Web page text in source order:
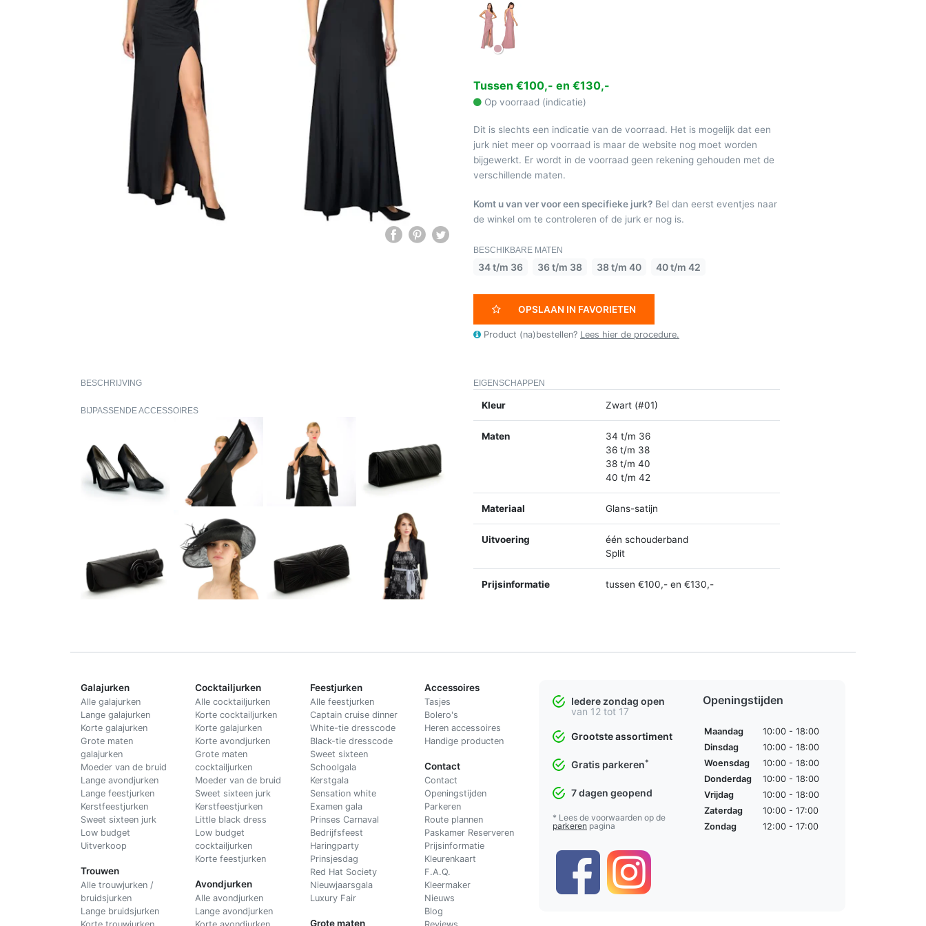
Tussen €100,- en €130,-
Op voorraad (indicatie)
Dit is slechts een indicatie van de voorraad. Het is mogelijk dat een
jurk niet meer op voorraad is maar de website nog moet worden
bijgewerkt. Er wordt in de voorraad geen rekening gehouden met de
verschillende maten.
Komt u van ver voor een specifieke jurk? Bel dan eerst eventjes naar
de winkel om te controleren of de jurk er nog is.
BESCHIKBARE MATEN
34 t/m 36 36 t/m 38 38 t/m 40 40 t/m 42
OPSLAAN IN FAVORIETEN
Product (na)bestellen? Lees hier de procedure.
BESCHRIJVING
BIJPASSENDE ACCESSOIRES
EIGENSCHAPPEN
Kleur Zwart (#01)
Maten
34 t/m 36
36 t/m 38
38 t/m 40
40 t/m 42
Materiaal Glans-satijn
Uitvoering
één schouderband
Split
Prijsinformatie tussen €100,- en €130,-
Galajurken
Alle galajurken
Lange galajurken
Korte galajurken
Grote maten
galajurken
Moeder van de bruid
Lange avondjurken
Lange feestjurken
Kerstfeestjurken
Sweet sixteen jurk
Low budget
Uitverkoop
Trouwen
Alle trouwjurken /
bruidsjurken
Lange bruidsjurken
Cocktailjurken
Alle cocktailjurken
Korte cocktailjurken
Korte galajurken
Korte avondjurken
Grote maten
cocktailjurken
Moeder van de bruid
Sweet sixteen jurk
Kerstfeestjurken
Little black dress
Low budget
cocktailjurken
Korte feestjurken
Avondjurken
Alle avondjurken
Lange avondjurken
Feestjurken
Alle feestjurken
Captain cruise dinner
White-tie dresscode
Black-tie dresscode
Sweet sixteen
Schoolgala
Kerstgala
Sensation white
Examen gala
Prinses Carnaval
Bedrijfsfeest
Haringparty
Prinsjesdag
Red Hat Society
Nieuwjaarsgala
Luxury Fair
Grote maten
Accessoires
Tasjes
Bolero's
Heren accessoires
Handige producten
Contact
Contact
Openingstijden
Parkeren
Route plannen
Paskamer Reserveren
Prijsinformatie
Kleurenkaart
F.A.Q.
Kleermaker
Nieuws
Blog
Iedere zondag open
van 12 tot 17
Grootste assortiment
Gratis parkeren*
7 dagen geopend
* Lees de voorwaarden op de
parkeren pagina
Openingstijden
Maandag
10:00 - 18:00
Dinsdag
10:00 - 18:00
Woensdag
10:00 - 18:00
Donderdag
10:00 - 18:00
Vrijdag
10:00 - 18:00
Zaterdag
10:00 - 17:00
Zondag
12:00 - 17:00